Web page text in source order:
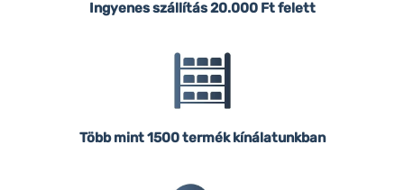
Ingyenes szállítás20.000 Ft felett
Több mint 1500 termék kínálatunkban